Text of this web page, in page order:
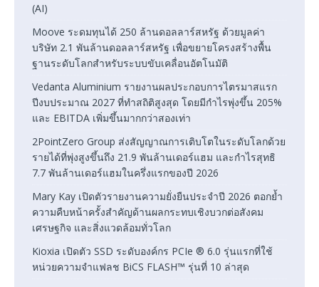
(AI)
Moove ระดมทุนได้ 250 ล้านดอลลาร์สหรัฐ ด้วยมูลค่า
บริษัท 2.1 พันล้านดอลลาร์สหรัฐ เพื่อขยายโครงสร้างพื้น
ฐานระดับโลกสำหรับระบบขับเคลื่อนอัตโนมัติ
Vedanta Aluminium รายงานผลประกอบการไตรมาสแรก
ปีงบประมาณ 2027 ที่ทำสถิติสูงสุด โดยมีกำไรพุ่งขึ้น 205%
และ EBITDA เพิ่มขึ้นมากกว่าสองเท่า
2PointZero Group ส่งสัญญาณการเติบโตในระดับโลกด้วย
รายได้ที่พุ่งสูงขึ้นถึง 21.9 พันล้านเดอร์แฮม และกำไรสุทธิ
7.7 พันล้านเดอร์แฮมในครึ่งแรกของปี 2026
Mary Kay เปิดตัวรายงานความยั่งยืนประจำปี 2026 ตอกย้ำ
ความคืบหน้าครั้งสำคัญด้านผลกระทบเชิงบวกต่อสังคม
เศรษฐกิจ และสิ่งแวดล้อมทั่วโลก
Kioxia เปิดตัว SSD ระดับองค์กร PCIe ® 6.0 รุ่นแรกที่ใช้
หน่วยความจำแฟลช BiCS FLASH™ รุ่นที่ 10 ล่าสุด